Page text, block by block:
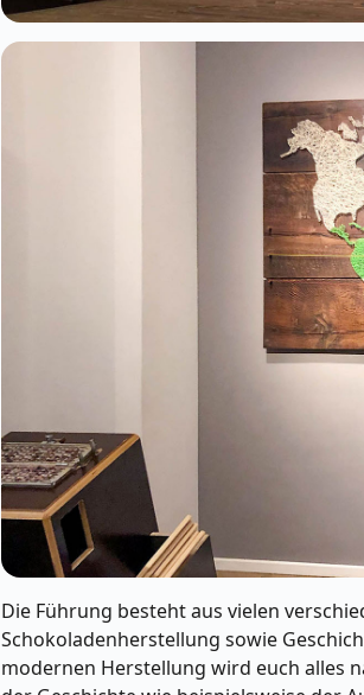
Die Führung besteht aus vielen
Schokoladenherstellung sowie
modernen Herstellung wird euch alles